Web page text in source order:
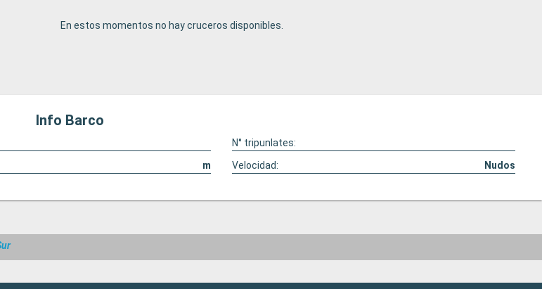
En estos momentos no hay cruceros disponibles.
Info Barco
N° tripunlates:
m Velocidad: Nudos